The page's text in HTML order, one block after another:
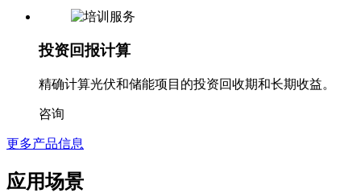
投资回报计算
精确计算光伏和储能项目的投资回收期和长期收益。
咨询
更多产品信息
应用场景